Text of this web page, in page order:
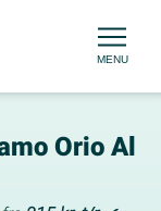
MENU
Orio Al